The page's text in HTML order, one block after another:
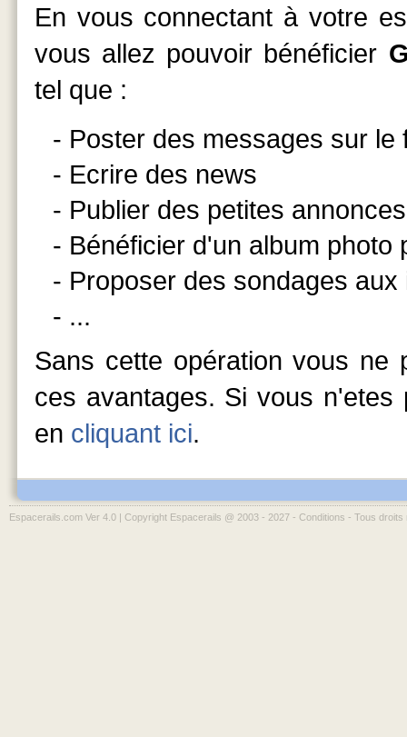
En vous connectant à votre
vous allez pouvoir bénéficier
tel que :
- Poster des messages sur le
- Ecrire des news
- Publier des petites annonces
- Bénéficier d'un album
- Proposer des sondages aux
- ...
Sans cette opération vous ne
ces avantages. Si vous
en cliquant ici.
Espacerails.com Ver 4.0 | Copyright Espacerails @ 2003 - 2027 - Conditions - Tous droits